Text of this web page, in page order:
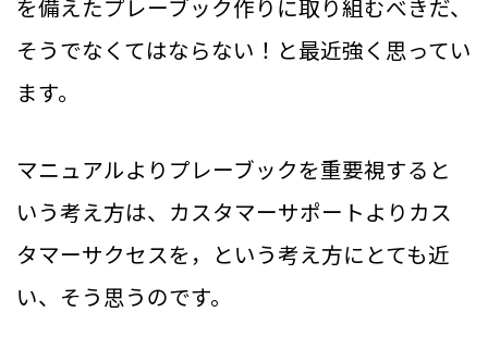
を備えたプレーブック作りに取り組むべきだ、
そうでなくてはならない！と最近強く思ってい
ます。
マニュアルよりプレーブックを重要視すると
いう考え方は、カスタマーサポートよりカス
タマーサクセスを，という考え方にとても近
い、そう思うのです。